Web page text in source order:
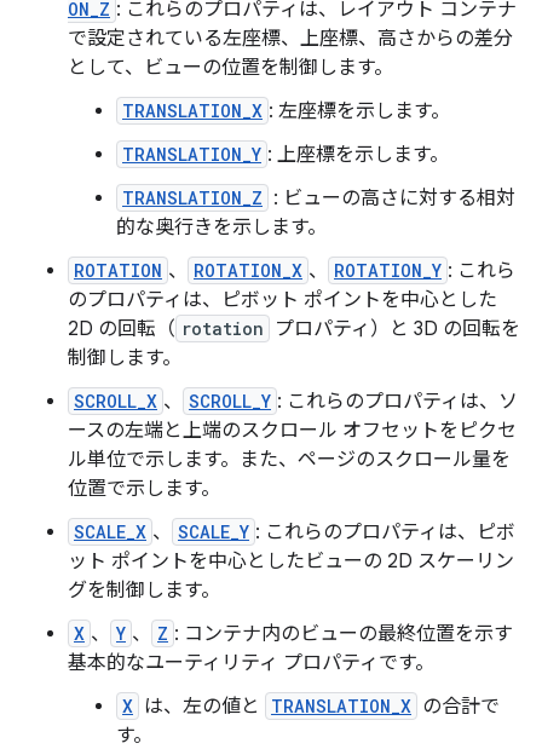
ON_Z : これらのプロパティは、レイアウト コンテナ
で設定されている左座標、上座標、高さからの差分
として、ビューの位置を制御します。
TRANSLATION_X : 左座標を示します。
TRANSLATION_Y : 上座標を示します。
TRANSLATION_Z : ビューの高さに対する相対
的な奥行きを示します。
ROTATION 、 ROTATION_X 、 ROTATION_Y : これら
のプロパティは、ピボット ポイントを中心とした
2D の回転（ rotation
プロパティ）と 3D の回転を
制御します。
SCROLL_X 、 SCROLL_Y : これらのプロパティは、ソ
ースの左端と上端のスクロール オフセットをピクセ
ル単位で示します。また、ページのスクロール量を
位置で示します。
SCALE_X 、 SCALE_Y : これらのプロパティは、ピボ
ット ポイントを中心としたビューの 2D スケーリン
グを制御します。
X 、 Y 、 Z : コンテナ内のビューの最終位置を示す
基本的なユーティリティ プロパティです。
X は、左の値と TRANSLATION_X の合計で
す。